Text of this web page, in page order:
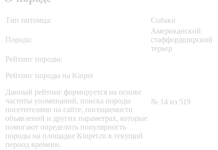
Тип питомца: Собаки
Порода:
Американский
стаффордширский
терьер
Рейтинг породы:
Рейтинг породы на Kinpet
Данный рейтинг формируется на основе
частоты упоминаний, поиска породы
посетителями на сайте, посещаемости
объявлений и других параметрах, которые
помогают определить популярность
породы на площадке Kinpet.ru в текущий
период времени.
№ 14 из 519